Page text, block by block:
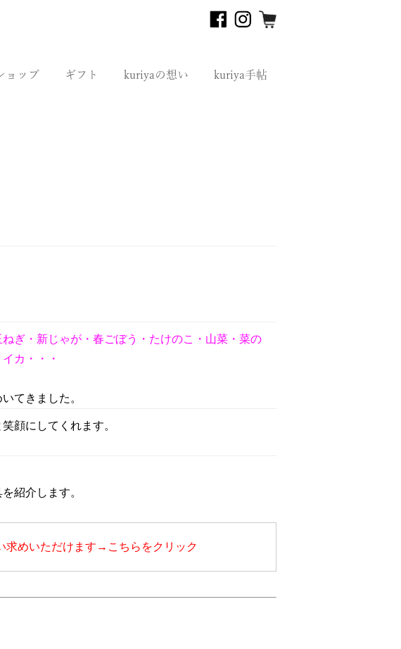
ョップ ギフト kuriyaの想い kuriya手帖
ぎ・新じゃが・春ごぼう・たけのこ・山菜・菜の
カ・・・
てきました。
顔にしてくれます。
紹介します。
求めいただけます→こちらをクリック